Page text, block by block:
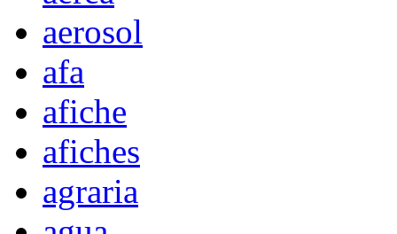
aerosol
afa
afiche
afiches
agraria